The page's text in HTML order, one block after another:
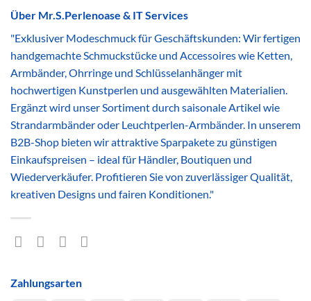
Optionen
auf
der
Produktseite
werden
auf
der
Produktseite
werden
Über Mr.S.Perlenoase & IT Services
"Exklusiver Modeschmuck für Geschäftskunden: Wir fertigen
handgemachte Schmuckstücke und Accessoires wie Ketten,
Armbänder, Ohrringe und Schlüsselanhänger mit
hochwertigen Kunstperlen und ausgewählten Materialien.
Ergänzt wird unser Sortiment durch saisonale Artikel wie
Strandarmbänder oder Leuchtperlen-Armbänder. In unserem
B2B-Shop bieten wir attraktive Sparpakete zu günstigen
Einkaufspreisen – ideal für Händler, Boutiquen und
Wiederverkäufer. Profitieren Sie von zuverlässiger Qualität,
kreativen Designs und fairen Konditionen."
Zahlungsarten